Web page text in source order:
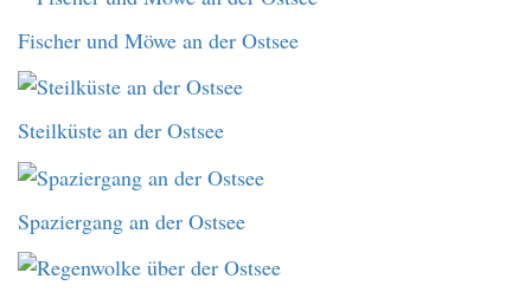
Fischer und Möwe an der Ostsee
Steilküste an der Ostsee
Spaziergang an der Ostsee